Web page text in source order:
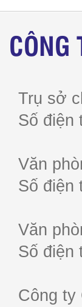
CÔNG
Trụ sở
Số điện
Văn
Số điện
Văn
Số điện
Công ty